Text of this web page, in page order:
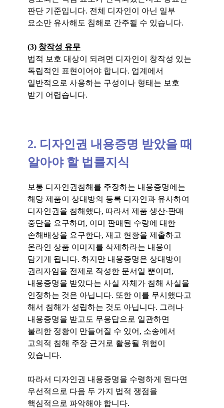
판단 기준입니다. 전체 디자인이 아닌 일부
요소만 유사해도 침해로 간주될 수 있습니다.
(3) 창작성 유무
법적 보호 대상이 되려면 디자인이 창작성 있는
독립적인 표현이어야 합니다. 업계에서
일반적으로 사용하는 구성이나 형태는 보호
받기 어렵습니다.
2. 디자인권 내용증명 받았을 때
알아야 할 법률지식
보통 디자인권침해를 주장하는 내용증명에는
해당 제품이 상대방의 등록 디자인과 유사하여
디자인권을 침해했다, 따라서 제품 생산·판매
중단을 요구하며, 이미 판매된 수량에 대한
손해배상을 요구한다, 재고 현황을 제출하고
온라인 상품 이미지를 삭제하라는 내용이
담기게 됩니다. 하지만 내용증명은 상대방이
권리자임을 전제로 작성한 문서일 뿐이며,
내용증명을 받았다는 사실 자체가 침해 사실을
인정하는 것은 아닙니다. 또한 이를 무시했다고
해서 침해가 성립하는 것도 아닙니다. 그러나
내용증명을 받고도 무응답으로 일관하면
불리한 정황이 만들어질 수 있어, 소송에서
고의적 침해 주장 근거로 활용될 위험이
있습니다.
따라서 디자인권 내용증명을 수령하게 된다면
우선적으로 다음 두 가지 법적 쟁점을
핵심적으로 파악해야 합니다.